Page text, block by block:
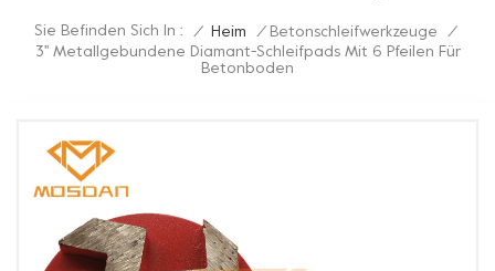
Sie Befinden Sich In : / Heim / Betonschleifwerkzeuge
/
3'' Metallgebundene Diamant-Schleifpads Mit 6 Pfeilen Für
Betonboden